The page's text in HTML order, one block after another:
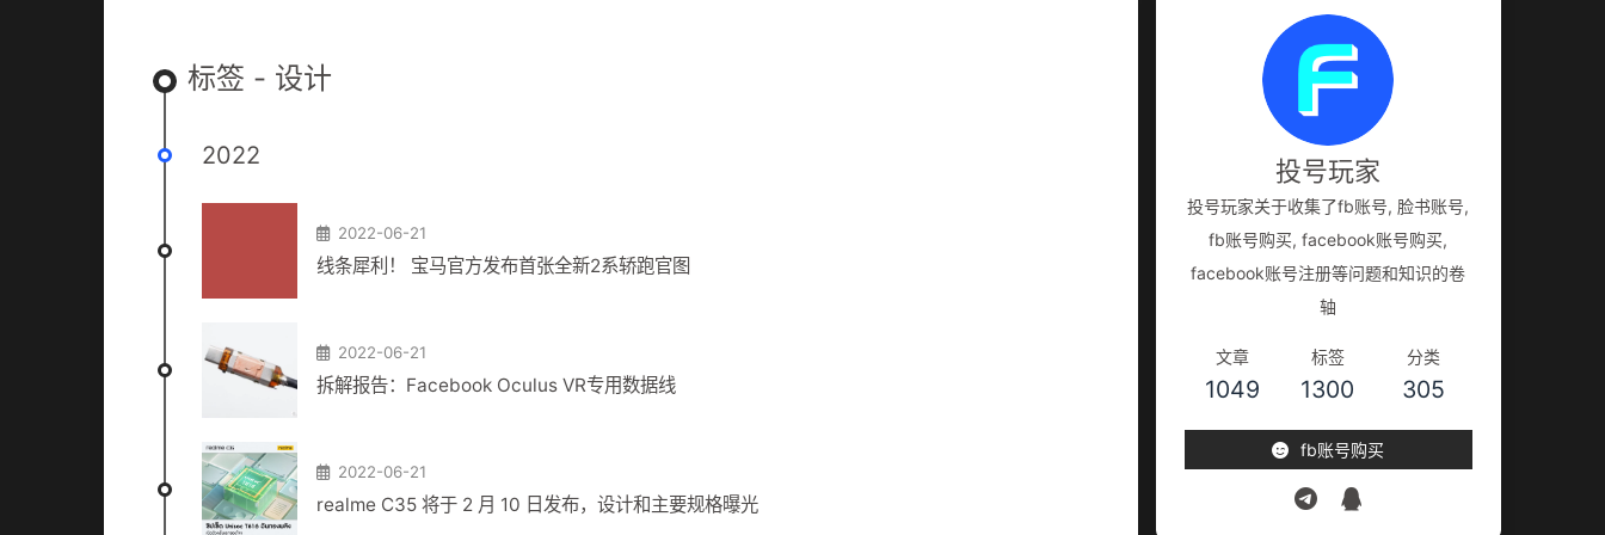
标签 - 设计
2022
2022-06-21
线条犀利！ 宝马官方发布首张全新2系轿跑官图
2022-06-21
拆解报告：Facebook Oculus VR专用数据线
2022-06-21
realme C35 将于 2 月 10 日发布，设计和主要规格曝光
投号玩家
投号玩家关于收集了fb账号, 脸书账号,
fb账号购买, facebook账号购买,
facebook账号注册等问题和知识的卷
轴
文章
1049
标签
1300
分类
305
fb账号购买